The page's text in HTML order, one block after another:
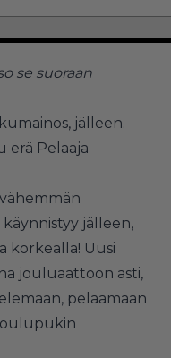
se suoraan
jälleen.
erä Pelaaja
jälleen,
korkealla! Uusi
jouluaattoon asti,
pelaamaan